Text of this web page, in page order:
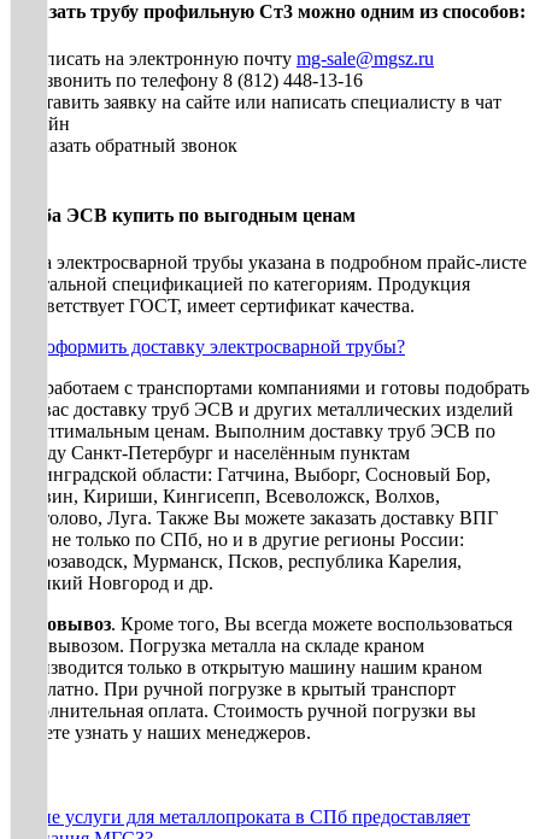
Заказать трубу профильную Ст3 можно одним из способов:
• Написать на электронную почту mg-sale@mgsz.ru
• Позвонить по телефону 8 (812) 448-13-16
• Оставить заявку на сайте или написать специалисту в чат
онлайн
• Заказать обратный звонок
Труба ЭСВ купить по выгодным ценам
Цена электросварной трубы указана в подробном прайс-листе
с детальной спецификацией по категориям. Продукция
соответствует ГОСТ, имеет сертификат качества.
Как оформить доставку электросварной трубы?
Мы работаем с транспортами компаниями и готовы подобрать
для вас доставку труб ЭСВ и других металлических изделий
по оптимальным ценам. Выполним доставку труб ЭСВ по
городу Санкт-Петербург и населённым пунктам
Ленинградской области: Гатчина, Выборг, Сосновый Бор,
Тихвин, Кириши, Кингисепп, Всеволожск, Волхов,
Сертолово, Луга. Также Вы можете заказать доставку ВПГ
труб не только по СПб, но и в другие регионы России:
Петрозаводск, Мурманск, Псков, республика Карелия,
Великий Новгород и др.
Самовывоз. Кроме того, Вы всегда можете воспользоваться
самовывозом. Погрузка металла на складе краном
производится только в открытую машину нашим краном
бесплатно. При ручной погрузке в крытый транспорт
дополнительная оплата. Стоимость ручной погрузки вы
можете узнать у наших менеджеров.
Какие услуги для металлопроката в СПб предоставляет